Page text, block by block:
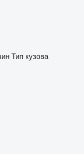
Тип кузова